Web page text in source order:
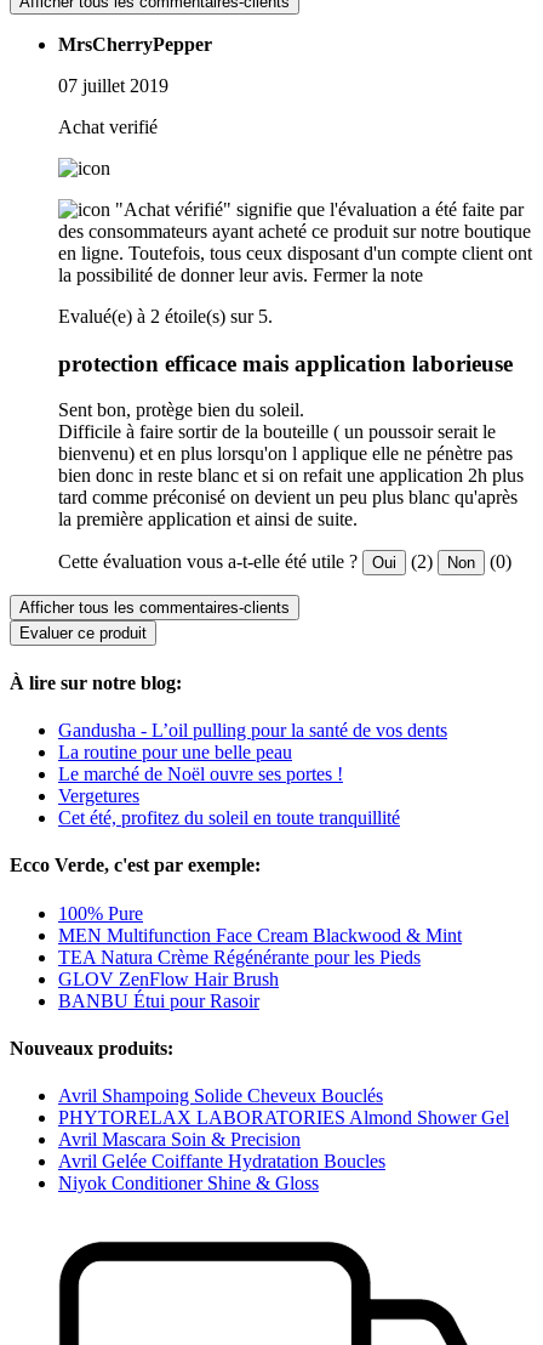
MrsCherryPepper
07 juillet 2019
Achat verifié
"Achat vérifié" signifie que l'évaluation a été faite par
des consommateurs ayant acheté ce produit sur notre boutique
en ligne. Toutefois, tous ceux disposant d'un compte client ont
la possibilité de donner leur avis. Fermer la note
Evalué(e) à 2 étoile(s) sur 5.
protection efficace mais application laborieuse
Sent bon, protège bien du soleil.
Difficile à faire sortir de la bouteille ( un poussoir serait le
bienvenu) et en plus lorsqu'on l applique elle ne pénètre pas
bien donc in reste blanc et si on refait une application 2h plus
tard comme préconisé on devient un peu plus blanc qu'après
la première application et ainsi de suite.
Cette évaluation vous a-t-elle été utile ? Oui (2) Non (0)
Afficher tous les commentaires-clients
Evaluer ce produit
À lire sur notre blog:
Gandusha - L’oil pulling pour la santé de vos dents
La routine pour une belle peau
Le marché de Noël ouvre ses portes !
Vergetures
Cet été, profitez du soleil en toute tranquillité
Ecco Verde, c'est par exemple:
100% Pure
MEN Multifunction Face Cream Blackwood & Mint
TEA Natura Crème Régénérante pour les Pieds
GLOV ZenFlow Hair Brush
BANBU Étui pour Rasoir
Nouveaux produits:
Avril Shampoing Solide Cheveux Bouclés
PHYTORELAX LABORATORIES Almond Shower Gel
Avril Mascara Soin & Precision
Avril Gelée Coiffante Hydratation Boucles
Niyok Conditioner Shine & Gloss